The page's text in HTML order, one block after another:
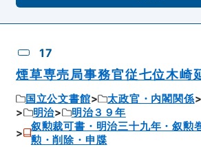
17
煙草専売局事務官従七位木崎
国立公文書館 太政官・内閣関係
明治
明治３９年
叙勲裁可書・明治三十九年・叙勲
勲・削除・申牒